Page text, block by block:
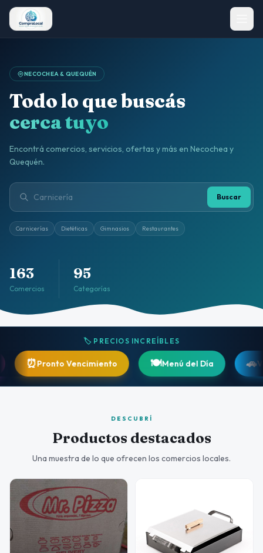
NECOCHEA & QUEQUÉN
Todo lo que buscás
cerca tuyo
Encontrá comercios, servicios, ofertas y más en Necochea y
Quequén.
Buscar
Carnicerías Dietéticas Gimnasios Restaurantes
163
Comercios
95
Categorías
🏷️ PRECIOS INCREÍBLES
Vencimiento 🍽️ Menú del Día 🚗 Vehículos
DESCUBRÍ
Productos destacados
Una muestra de lo que ofrecen los comercios locales.